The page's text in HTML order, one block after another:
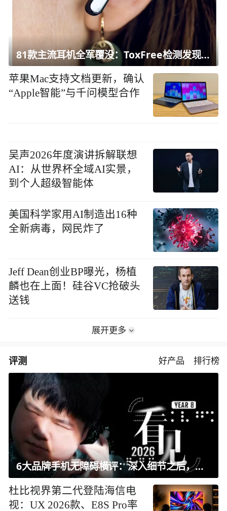
81款主流耳机全军覆没：ToxFree检测发现均含对人体有害化学物质
苹果Mac支持文档更新，确认
“Apple智能”与千问模型合作
吴声2026年度演讲拆解联想
AI：从世界杯全域AI实景，
到个人超级智能体
美国科学家用AI制造出16种
全新病毒，网民炸了
Jeff Dean创业BP曝光，杨植
麟也在上面！硅谷VC抢破头
送钱
展开更多
评测 好产品 排行榜
6大品牌手机无障碍横评：深入细节之后，似乎只有苹果能挺住？｜ 看见2026
杜比视界第二代登陆海信电
视：UX 2026款、E8S Pro率